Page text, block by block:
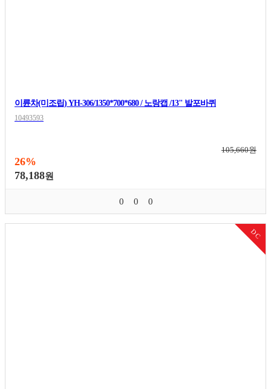
이륜차(미조립) YH-306/1350*700*680 / 노랑캡 /13" 발포바퀴
10493593
105,660원
26%
78,188원
0 0 0
DC